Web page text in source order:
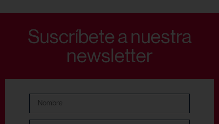
Suscríbete a nuestra
newsletter